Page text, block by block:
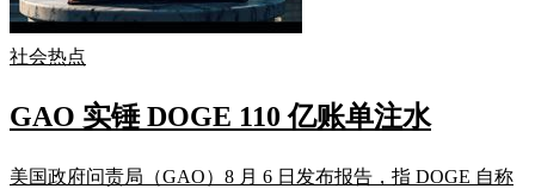
社会热点
GAO 实锤 DOGE 110 亿账单注水
美国政府问责局（GAO）8 月 6 日发布报告，指 DOGE 自称